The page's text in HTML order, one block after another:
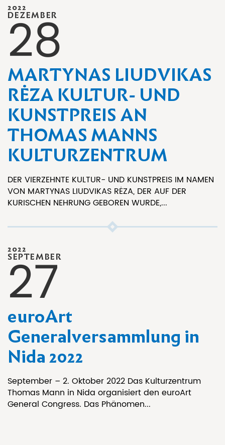
MARTYNAS LIUDVIKAS
RĖZA KULTUR- UND
KUNSTPREIS AN
THOMAS MANNS
KULTURZENTRUM
DER VIERZEHNTE KULTUR- UND KUNSTPREIS IM NAMEN
VON MARTYNAS LIUDVIKAS RĖZA, DER AUF DER
KURISCHEN NEHRUNG GEBOREN WURDE,...
2022
DEZEMBER
28
euroArt
Generalversammlung in
Nida 2022
September – 2. Oktober 2022 Das Kulturzentrum
Thomas Mann in Nida organisiert den euroArt
General Congress. Das Phänomen...
2022
SEPTEMBER
27